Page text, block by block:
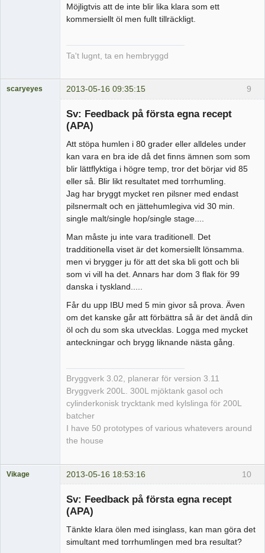
Möjligtvis att de inte blir lika klara som ett
kommersiellt öl men fullt tillräckligt.
Ta't lugnt, ta en hembryggd
9
scaryeyes 2013-05-16 09:35:15
Sv: Feedback på första egna recept
(APA)
Att stöpa humlen i 80 grader eller alldeles under
kan vara en bra ide då det finns ämnen som som
blir lättflyktiga i högre temp, tror det börjar vid 85
eller så. Blir likt resultatet med torrhumling.
Jag har bryggt mycket ren pilsner med endast
pilsnermalt och en jättehumlegiva vid 30 min.
single malt/single hop/single stage....
Man måste ju inte vara traditionell. Det
tradditionella viset är det komersiellt lönsamma.
men vi brygger ju för att det ska bli gott och bli
som vi vill ha det. Annars har dom 3 flak för 99
danska i tyskland.....
Får du upp IBU med 5 min givor så prova. Även
om det kanske går att förbättra så är det ändå din
öl och du som ska utvecklas. Logga med mycket
anteckningar och brygg liknande nästa gång.
Bryggverk 3.02, planerar för version 3.11
Bryggverk 200L. 300L mjöktank gasol och
cylinderkonisk trycktank med kylslinga för 200L
batcher
I have 50 prototypes of various whatevers around
the house
10
Vikage 2013-05-16 18:53:16
Sv: Feedback på första egna recept
(APA)
Tänkte klara ölen med isinglass, kan man göra det
simultant med torrhumlingen med bra resultat?